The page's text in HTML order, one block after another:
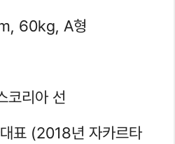
60kg, A형
코리아 선
표 (2018년 자카르타